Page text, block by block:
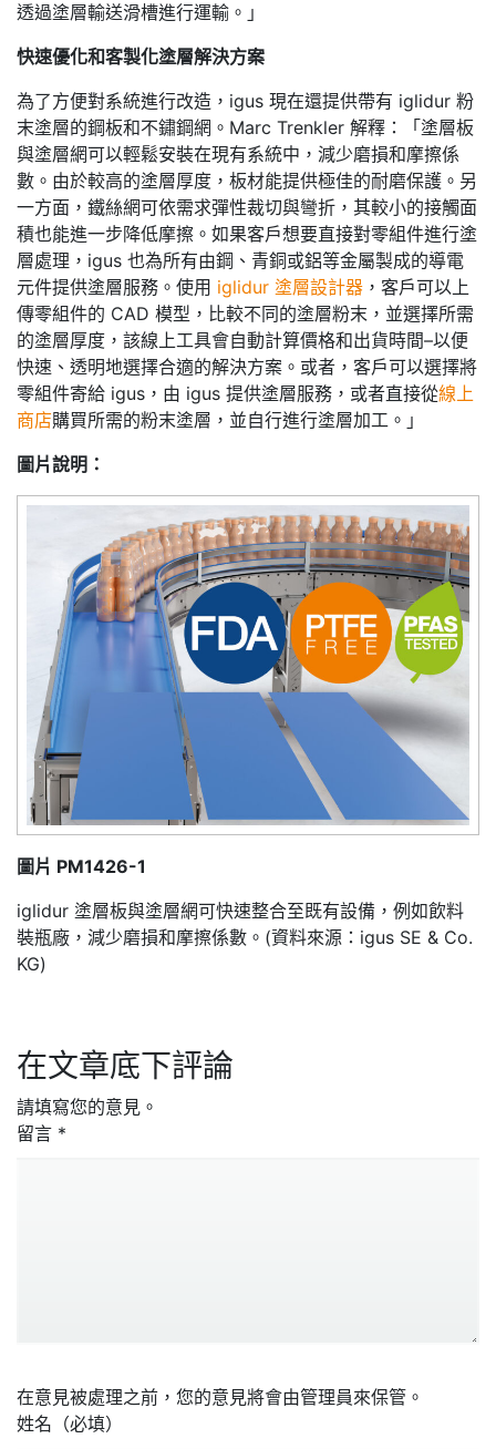
透過塗層輸送滑槽進行運輸。」
快速優化和客製化塗層解決方案
為了方便對系統進行改造，igus 現在還提供帶有 iglidur 粉
末塗層的鋼板和不鏽鋼網。Marc Trenkler 解釋：「塗層板
與塗層網可以輕鬆安裝在現有系統中，減少磨損和摩擦係
數。由於較高的塗層厚度，板材能提供極佳的耐磨保護。另
一方面，鐵絲網可依需求彈性裁切與彎折，其較小的接觸面
積也能進一步降低摩擦。如果客戶想要直接對零組件進行塗
層處理，igus 也為所有由鋼、青銅或鋁等金屬製成的導電
元件提供塗層服務。使用 iglidur 塗層設計器 ，客戶可以上
傳零組件的 CAD 模型，比較不同的塗層粉末，並選擇所需
的塗層厚度，該線上工具會自動計算價格和出貨時間–以便
快速、透明地選擇合適的解決方案。或者，客戶可以選擇將
零組件寄給 igus，由 igus 提供塗層服務，或者直接從線上
商店購買所需的粉末塗層，並自行進行塗層加工。」
圖片說明：
圖片 PM1426-1
iglidur 塗層板與塗層網可快速整合至既有設備，例如飲料
裝瓶廠，減少磨損和摩擦係數。(資料來源：igus SE & Co.
KG)
在文章底下評論
請填寫您的意見。
留言 *
在意見被處理之前，您的意見將會由管理員來保管。
姓名（必填）